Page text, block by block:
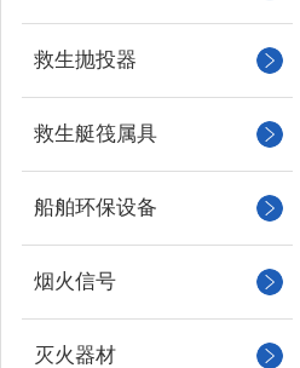
救生抛投器
救生艇筏属具
船舶环保设备
烟火信号
灭火器材